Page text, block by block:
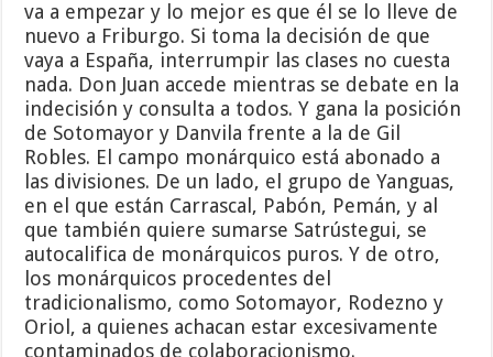
va a empezar y lo mejor es que él se lo lleve de
nuevo a Friburgo. Si toma la decisión de que
vaya a España, interrumpir las clases no cuesta
nada. Don Juan accede mientras se debate en la
indecisión y consulta a todos. Y gana la posición
de Sotomayor y Danvila frente a la de Gil
Robles. El campo monárquico está abonado a
las divisiones. De un lado, el grupo de Yanguas,
en el que están Carrascal, Pabón, Pemán, y al
que también quiere sumarse Satrústegui, se
autocalifica de monárquicos puros. Y de otro,
los monárquicos procedentes del
tradicionalismo, como Sotomayor, Rodezno y
Oriol, a quienes achacan estar excesivamente
contaminados de colaboracionismo.